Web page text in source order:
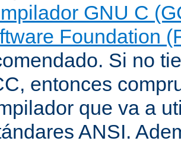
GNU C
Foundation
Si no
entonces
que va a
ANSI.